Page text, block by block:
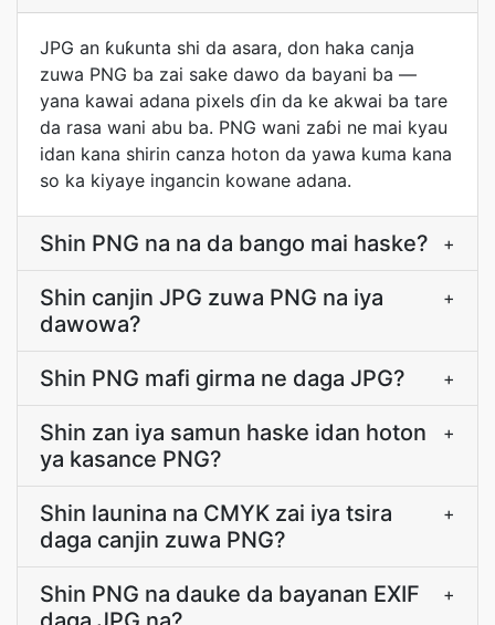
JPG an ƙuƙunta shi da asara, don haka canja
zuwa PNG ba zai sake dawo da bayani ba —
yana kawai adana pixels ɗin da ke akwai ba tare
da rasa wani abu ba. PNG wani zaɓi ne mai kyau
idan kana shirin canza hoton da yawa kuma kana
so ka kiyaye ingancin kowane adana.
Shin PNG na na da bango mai haske? +
Shin canjin JPG zuwa PNG na iya
dawowa?
+
Shin PNG mafi girma ne daga JPG? +
Shin zan iya samun haske idan hoton
ya kasance PNG?
+
Shin launina na CMYK zai iya tsira
daga canjin zuwa PNG?
+
Shin PNG na dauke da bayanan EXIF
+